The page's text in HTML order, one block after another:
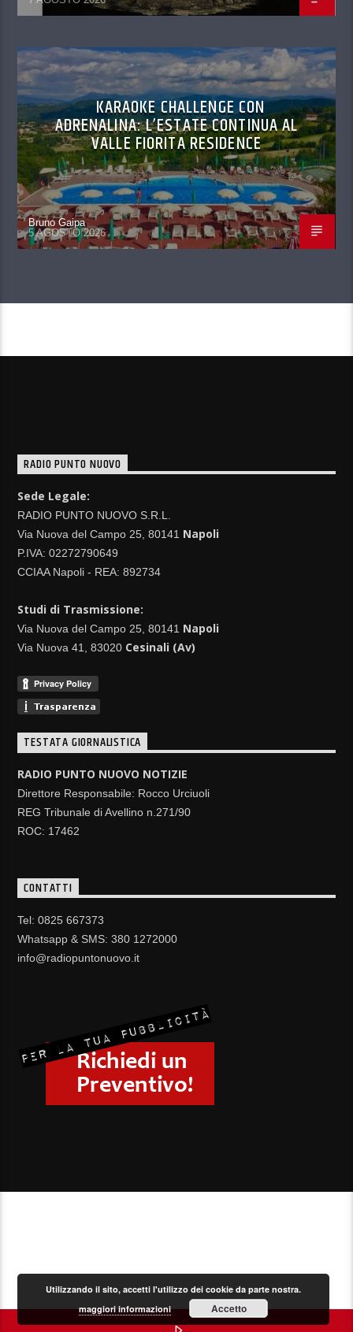
KARAOKE CHALLENGE CON
ADRENALINA: L’ESTATE CONTINUA AL
VALLE FIORITA RESIDENCE
Bruno Gaipa
5 AGOSTO 2026
RADIO PUNTO NUOVO
Sede Legale:
RADIO PUNTO NUOVO S.R.L.
Via Nuova del Campo 25, 80141 Napoli
P.IVA: 02272790649
CCIAA Napoli - REA: 892734
Studi di Trasmissione:
Via Nuova del Campo 25, 80141 Napoli
Via Nuova 41, 83020 Cesinali (Av)
TESTATA GIORNALISTICA
RADIO PUNTO NUOVO NOTIZIE
Direttore Responsabile: Rocco Urciuoli
REG Tribunale di Avellino n.271/90
ROC: 17462
CONTATTI
Tel: 0825 667373
Whatsapp & SMS: 380 1272000
info@radiopuntonuovo.it
Utilizzando il sito, accetti l'utilizzo dei cookie da parte nostra.
maggiori informazioni
Accetto